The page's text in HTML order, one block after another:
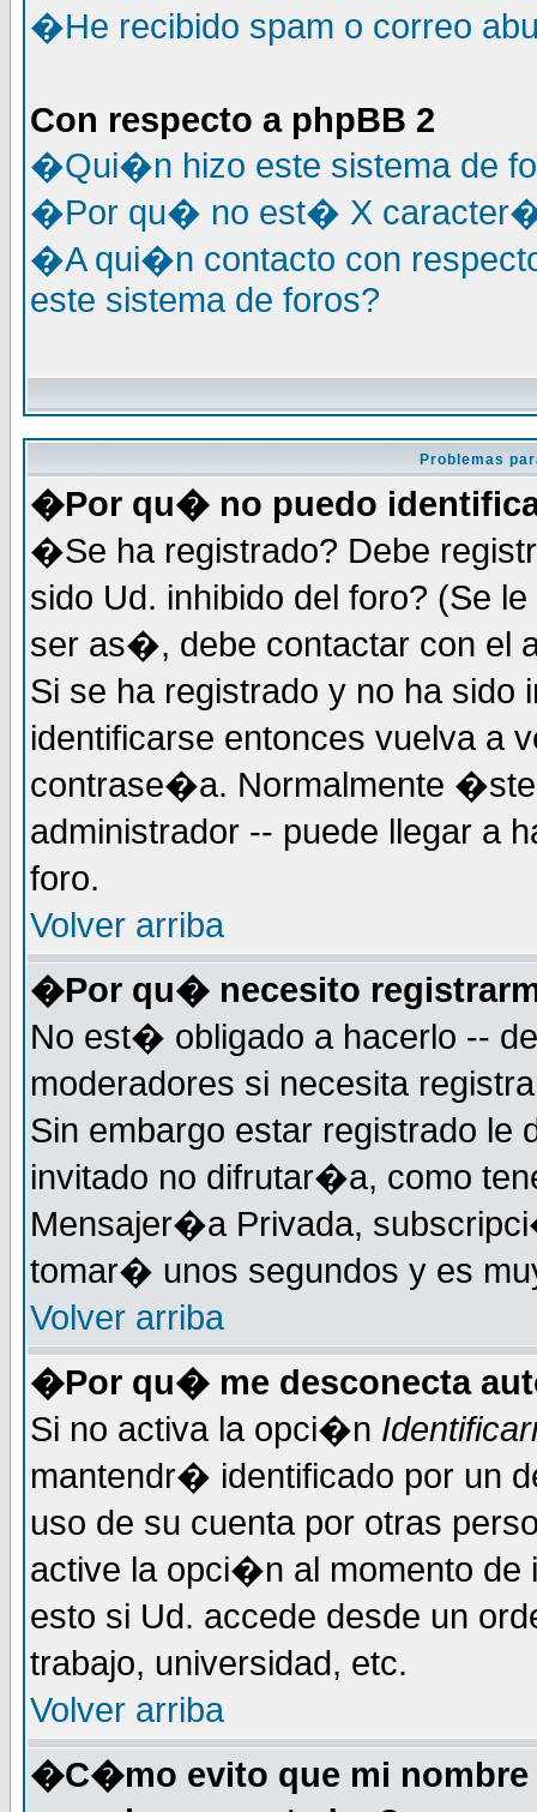
�He recibido spam o correo
Con respecto a phpBB 2
�Qui�n hizo este sistema de
�Por qu� no est� X
�A qui�n contacto con
este sistema de foros?
Problemas
�Por qu� no puedo
�Se ha registrado? Debe
sido Ud. inhibido del foro? (Se
ser as�, debe contactar con el
Si se ha registrado y no ha
identificarse entonces vuelva a
contrase�a. Normalmente
administrador -- puede llegar a
foro.
Volver arriba
�Por qu� necesito
No est� obligado a hacerlo --
moderadores si necesita
Sin embargo estar registrado le
invitado no difrutar�a, como
Mensajer�a Privada,
tomar� unos segundos y es
Volver arriba
�Por qu� me desconecta
Si no activa la opci�n
mantendr� identificado por un
uso de su cuenta por otras
active la opci�n al momento de
esto si Ud. accede desde un
trabajo, universidad, etc.
Volver arriba
�C�mo evito que mi nombre